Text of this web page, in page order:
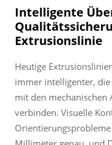
Intelligente
Extrusionslinie
Heutige
immer intelligenter,
mit den mechanischen
verbinden. Visuelle